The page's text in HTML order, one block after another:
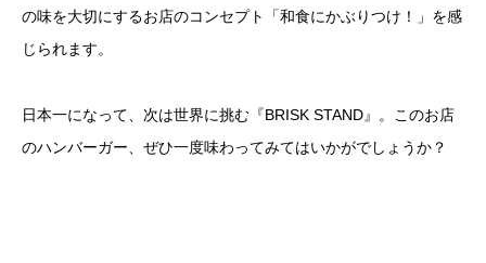
の味を大切にするお店のコンセプト「和食にかぶりつけ！」を感
じられます。
日本一になって、次は世界に挑む『BRISK STAND』。このお店
のハンバーガー、ぜひ一度味わってみてはいかがでしょうか？